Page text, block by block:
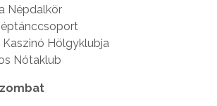
Népdalkör
Kaszinó Hölgyklubja
Nótaklub